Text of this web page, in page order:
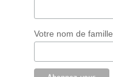
Votre nom de famille